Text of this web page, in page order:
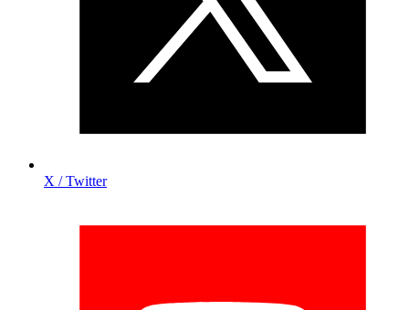
X / Twitter